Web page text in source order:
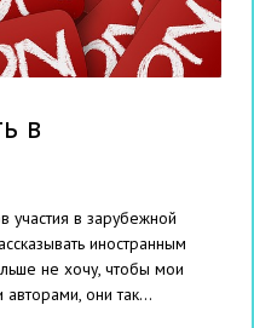
в
участия в зарубежной
иностранным
не хочу, чтобы мои
они так...